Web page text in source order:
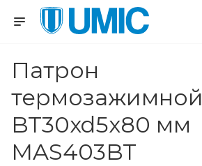
Патрон
термозажимной
BT30xd5x80 мм
MAS403BT